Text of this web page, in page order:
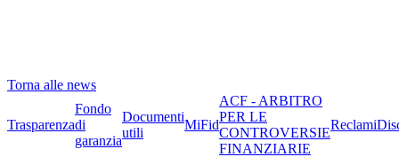
Torna alle news
Trasparenza
Fondo
di
garanzia
Documenti
utili
MiFid
ACF - ARBITRO
PER LE
CONTROVERSIE
FINANZIARIE
Reclami